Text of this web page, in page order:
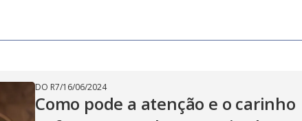
a
yDO R7/16/06/2024
Como pode a atenção e o carinho